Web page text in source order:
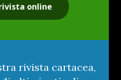
online
rivista cartacea,